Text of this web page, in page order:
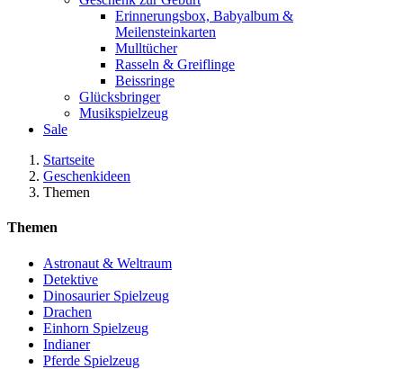
Erinnerungsbox, Babyalbum &
Meilensteinkarten
Mulltücher
Rasseln & Greiflinge
Beissringe
Glücksbringer
Musikspielzeug
Sale
Startseite
Geschenkideen
Themen
Themen
Astronaut & Weltraum
Detektive
Dinosaurier Spielzeug
Drachen
Einhorn Spielzeug
Indianer
Pferde Spielzeug